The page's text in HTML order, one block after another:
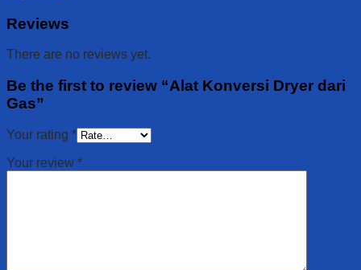
Reviews
There are no reviews yet.
Be the first to review “Alat Konversi Dryer dari
Gas”
Your rating *
Your review *